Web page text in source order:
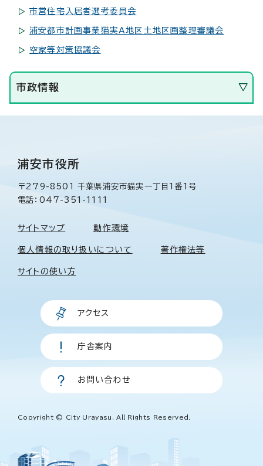
市営住宅入居者選考委員会
浦安都市計画事業猫実A地区土地区画整理審議会
空家等対策協議会
市政情報
浦安市役所
〒279-8501 千葉県浦安市猫実一丁目1番1号
電話：047-351-1111
サイトマップ 動作環境
個人情報の取り扱いについて 著作権法等
サイトの使い方
アクセス
庁舎案内
お問い合わせ
Copyright © City Urayasu, All Rights Reserved.